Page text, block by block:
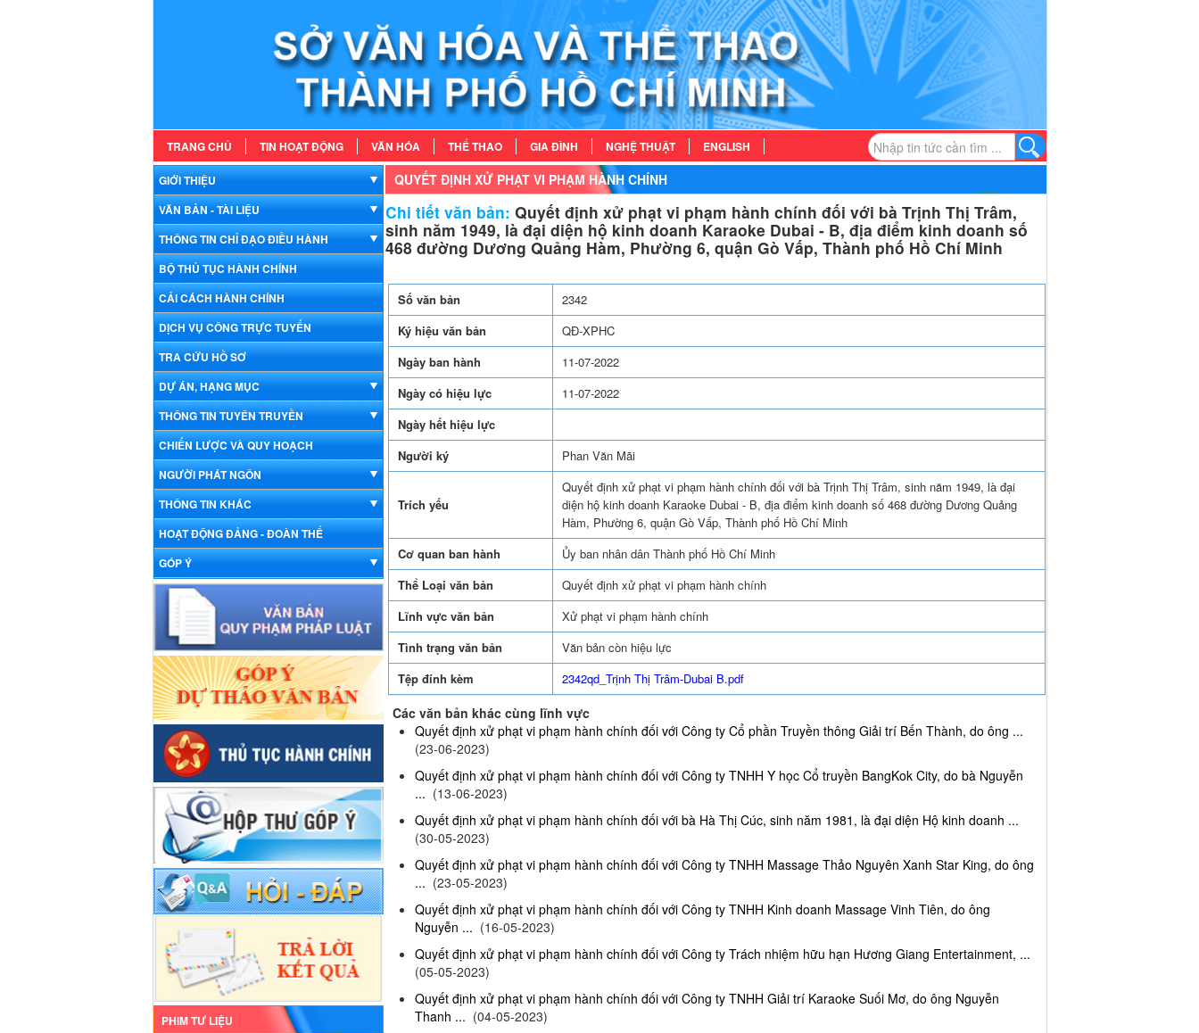
TRANG CHỦ TIN HOẠT ĐỘNG VĂN HÓA THỂ THAO GIA ĐÌNH NGHỆ THUẬT ENGLISH
GIỚI THIỆU
VĂN BẢN - TÀI LIỆU
THÔNG TIN CHỈ ĐẠO ĐIỀU HÀNH
BỘ THỦ TỤC HÀNH CHÍNH
CẢI CÁCH HÀNH CHÍNH
DỊCH VỤ CÔNG TRỰC TUYẾN
TRA CỨU HỒ SƠ
DỰ ÁN, HẠNG MỤC
THÔNG TIN TUYÊN TRUYỀN
CHIẾN LƯỢC VÀ QUY HOẠCH
NGƯỜI PHÁT NGÔN
THÔNG TIN KHÁC
HOẠT ĐỘNG ĐẢNG - ĐOÀN THỂ
GÓP Ý
PHIM TƯ LIỆU
QUYẾT ĐỊNH XỬ PHẠT VI PHẠM HÀNH CHÍNH
Chi tiết văn bản: Quyết định xử phạt vi phạm hành chính đối với bà Trịnh Thị Trâm,
sinh năm 1949, là đại diện hộ kinh doanh Karaoke Dubai - B, địa điểm kinh doanh số
468 đường Dương Quảng Hàm, Phường 6, quận Gò Vấp, Thành phố Hồ Chí Minh
Số văn bản
2342
Ký hiệu văn bản
QĐ-XPHC
Ngày ban hành
11-07-2022
Ngày có hiệu lực
11-07-2022
Ngày hết hiệu lực
Người ký
Phan Văn Mãi
Trích yếu
Quyết định xử phạt vi phạm hành chính đối với bà Trịnh Thị Trâm, sinh năm 1949, là đại
diện hộ kinh doanh Karaoke Dubai - B, địa điểm kinh doanh số 468 đường Dương Quảng
Hàm, Phường 6, quận Gò Vấp, Thành phố Hồ Chí Minh
Cơ quan ban hành
Ủy ban nhân dân Thành phố Hồ Chí Minh
Thể Loại văn bản
Quyết định xử phạt vi phạm hành chính
Lĩnh vực văn bản
Xử phạt vi phạm hành chính
Tình trạng văn bản
Văn bản còn hiệu lực
Tệp đính kèm
2342qd_Trịnh Thị Trâm-Dubai B.pdf
Các văn bản khác cùng lĩnh vực
Quyết định xử phạt vi phạm hành chính đối với Công ty Cổ phần Truyền thông Giải trí Bến Thành, do ông ...
(23-06-2023)
Quyết định xử phạt vi phạm hành chính đối với Công ty TNHH Y học Cổ truyền BangKok City, do bà Nguyễn
... (13-06-2023)
Quyết định xử phạt vi phạm hành chính đối với bà Hà Thị Cúc, sinh năm 1981, là đại diện Hộ kinh doanh ...
(30-05-2023)
Quyết định xử phạt vi phạm hành chính đối với Công ty TNHH Massage Thảo Nguyên Xanh Star King, do ông
... (23-05-2023)
Quyết định xử phạt vi phạm hành chính đối với Công ty TNHH Kinh doanh Massage Vinh Tiên, do ông
Nguyễn ... (16-05-2023)
Quyết định xử phạt vi phạm hành chính đối với Công ty Trách nhiệm hữu hạn Hương Giang Entertainment, ...
(05-05-2023)
Quyết định xử phạt vi phạm hành chính đối với Công ty TNHH Giải trí Karaoke Suối Mơ, do ông Nguyễn
Thanh ... (04-05-2023)